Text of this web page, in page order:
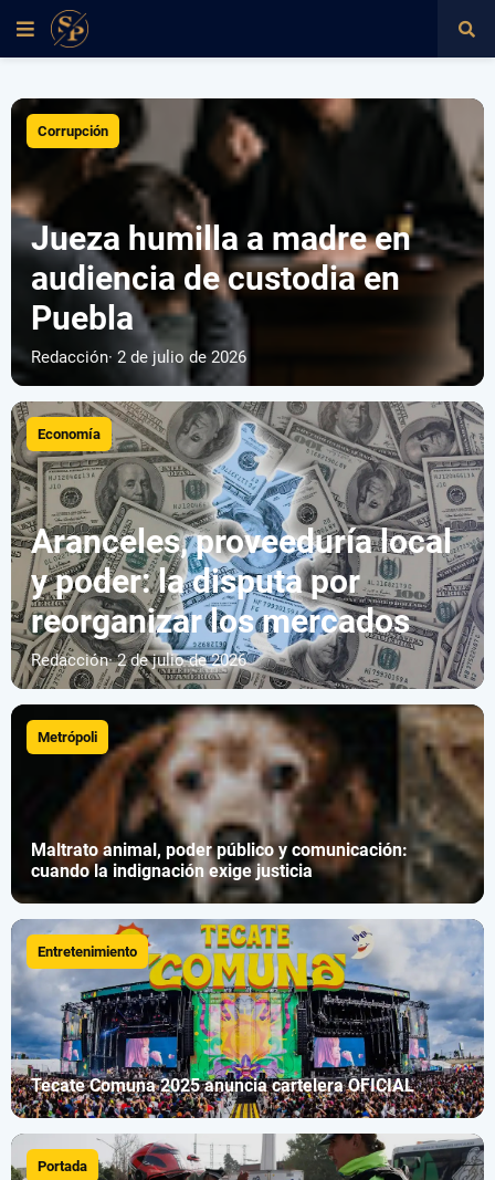
Corrupción
Jueza humilla a madre en
audiencia de custodia en
Puebla
Redacción· 2 de julio de 2026
Economía
Aranceles, proveeduría local
y poder: la disputa por
reorganizar los mercados
Redacción· 2 de julio de 2026
Metrópoli
Maltrato animal, poder público y comunicación:
cuando la indignación exige justicia
Entretenimiento
Tecate Comuna 2025 anuncia cartelera OFICIAL
Portada